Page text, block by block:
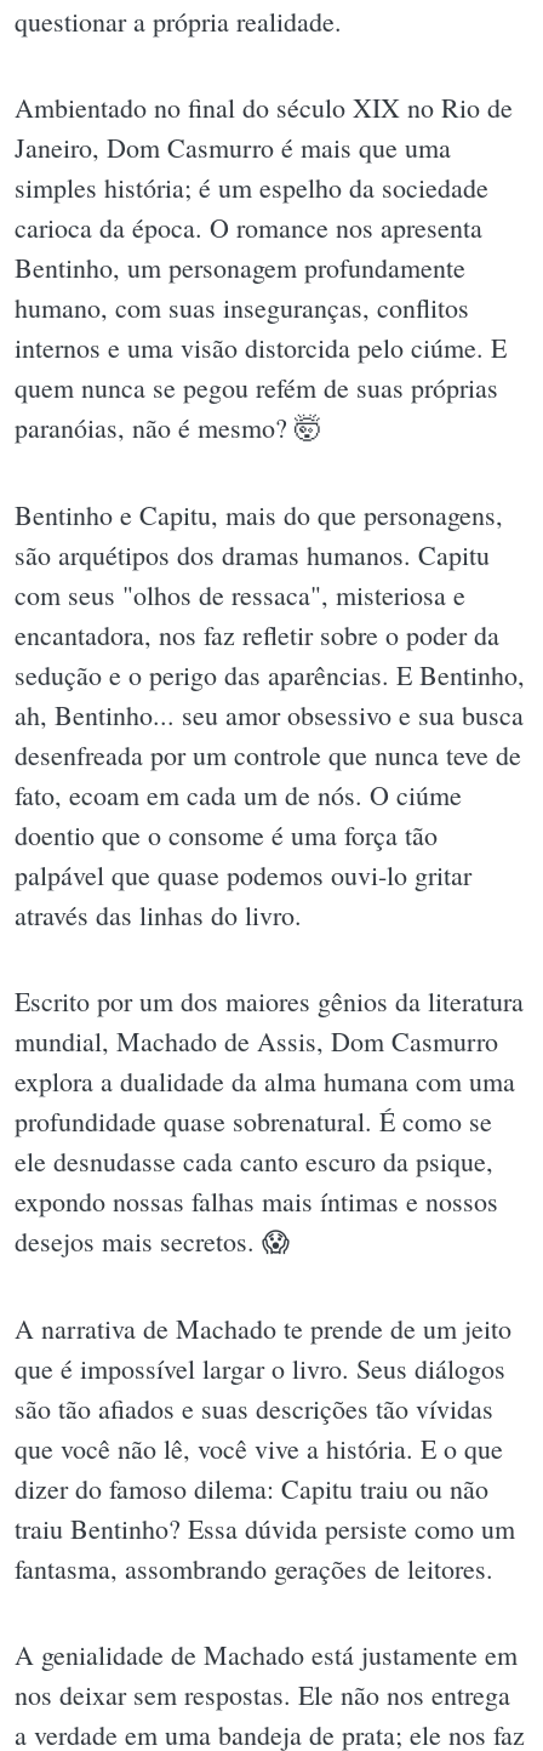
questionar a própria realidade.
Ambientado no final do século XIX no Rio de
Janeiro, Dom Casmurro é mais que uma
simples história; é um espelho da sociedade
carioca da época. O romance nos apresenta
Bentinho, um personagem profundamente
humano, com suas inseguranças, conflitos
internos e uma visão distorcida pelo ciúme. E
quem nunca se pegou refém de suas próprias
paranóias, não é mesmo? 🤯
Bentinho e Capitu, mais do que personagens,
são arquétipos dos dramas humanos. Capitu
com seus "olhos de ressaca", misteriosa e
encantadora, nos faz refletir sobre o poder da
sedução e o perigo das aparências. E Bentinho,
ah, Bentinho... seu amor obsessivo e sua busca
desenfreada por um controle que nunca teve de
fato, ecoam em cada um de nós. O ciúme
doentio que o consome é uma força tão
palpável que quase podemos ouvi-lo gritar
através das linhas do livro.
Escrito por um dos maiores gênios da literatura
mundial, Machado de Assis, Dom Casmurro
explora a dualidade da alma humana com uma
profundidade quase sobrenatural. É como se
ele desnudasse cada canto escuro da psique,
expondo nossas falhas mais íntimas e nossos
desejos mais secretos. 😱
A narrativa de Machado te prende de um jeito
que é impossível largar o livro. Seus diálogos
são tão afiados e suas descrições tão vívidas
que você não lê, você vive a história. E o que
dizer do famoso dilema: Capitu traiu ou não
traiu Bentinho? Essa dúvida persiste como um
fantasma, assombrando gerações de leitores.
A genialidade de Machado está justamente em
nos deixar sem respostas. Ele não nos entrega
a verdade em uma bandeja de prata; ele nos faz